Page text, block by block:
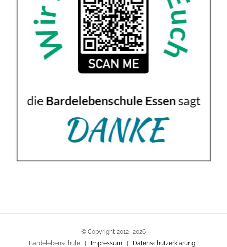
© Copyright 2012 -2026
Bardelebenschule |
Impressum Datenschutzerklärung